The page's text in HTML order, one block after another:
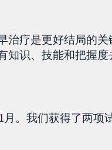
治疗是更好结局的关
知识、技能和把握度
。我们获得了两项